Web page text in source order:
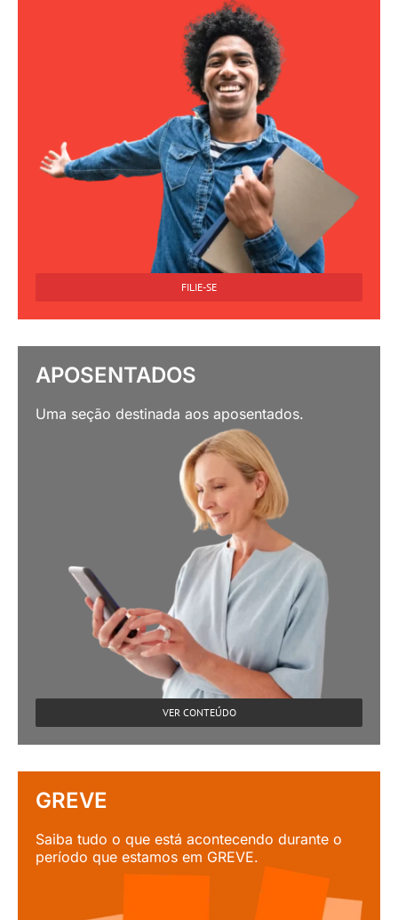
FILIE-SE
APOSENTADOS
Uma seção destinada aos aposentados.
VER CONTEÚDO
GREVE
Saiba tudo o que está acontecendo durante o
período que estamos em GREVE.